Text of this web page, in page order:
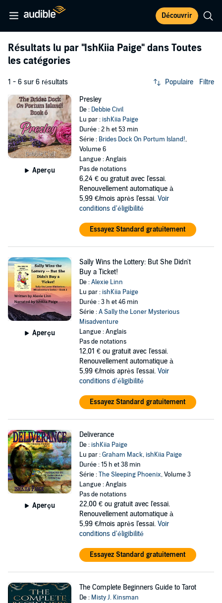
Découvrir
Résultats lu par "IshKiia Paige" dans Toutes
les catégories
1 - 6 sur 6 résultats Populaire Filtre
Aperçu
Presley
De : Debbie Civil
Lu par : ishKiia Paige
Durée : 2 h et 53 min
Série : Brides Dock On Portum Island!,
Volume 6
Langue : Anglais
Pas de notations
6,24 € ou gratuit avec l'essai.
Renouvellement automatique à
5,99 €/mois après l'essai. Voir
conditions d'éligibilité
Essayez Standard gratuitement
Aperçu
Sally Wins the Lottery: But She Didn't
Buy a Ticket!
De :Alexie Linn
Lu par : ishKiia Paige
Durée : 3 h et 46 min
Série :A Sally the Loner Mysterious
Misadventure
Langue : Anglais
Pas de notations
12,01 € ou gratuit avec l'essai.
Renouvellement automatique à
5,99 €/mois après l'essai. Voir
conditions d'éligibilité
Essayez Standard gratuitement
Aperçu
Deliverance
De : ishKiia Paige
Lu par :Graham Mack, ishKiia Paige
Durée : 15 h et 38 min
Série :The Sleeping Phoenix, Volume 3
Langue : Anglais
Pas de notations
22,00 € ou gratuit avec l'essai.
Renouvellement automatique à
5,99 €/mois après l'essai. Voir
conditions d'éligibilité
Essayez Standard gratuitement
The Complete Beginners Guide to Tarot
De : Misty J. Kinsman